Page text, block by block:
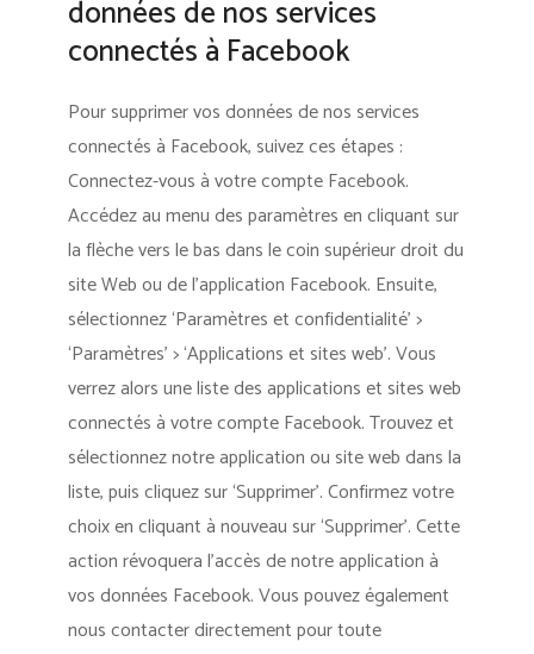
données de nos services
connectés à Facebook
Pour supprimer vos données de nos services
connectés à Facebook, suivez ces étapes :
Connectez-vous à votre compte Facebook.
Accédez au menu des paramètres en cliquant sur
la flèche vers le bas dans le coin supérieur droit du
site Web ou de l’application Facebook. Ensuite,
sélectionnez ‘Paramètres et confidentialité’ >
‘Paramètres’ > ‘Applications et sites web’. Vous
verrez alors une liste des applications et sites web
connectés à votre compte Facebook. Trouvez et
sélectionnez notre application ou site web dans la
liste, puis cliquez sur ‘Supprimer’. Confirmez votre
choix en cliquant à nouveau sur ‘Supprimer’. Cette
action révoquera l’accès de notre application à
vos données Facebook. Vous pouvez également
nous contacter directement pour toute